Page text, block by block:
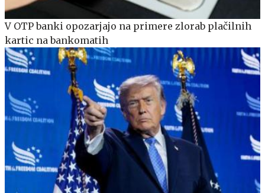
V OTP banki opozarjajo na primere zlorab plačilnih
kartic na bankomatih